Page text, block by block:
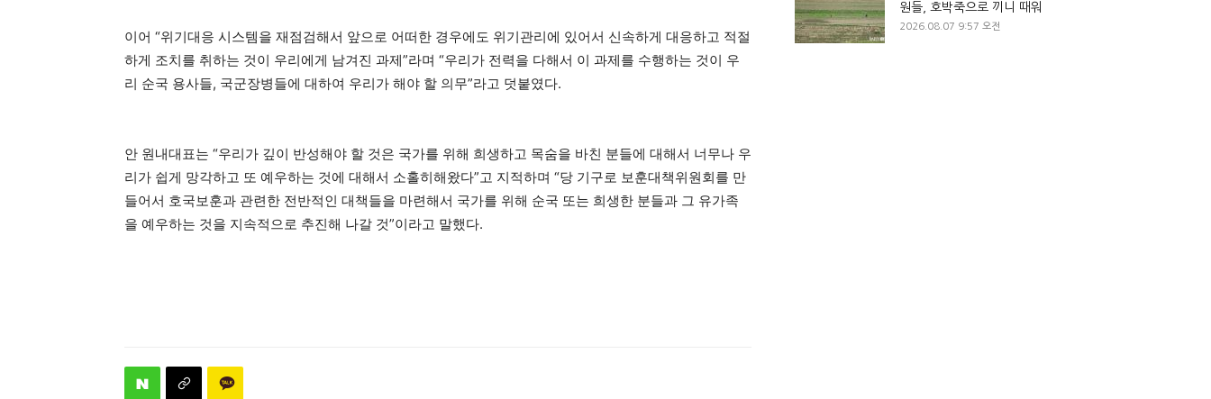
이어 “위기대응 시스템을 재점검해서 앞으로 어떠한 경우에도 위기관리에 있어서 신속하게 대응하고 적절
하게 조치를 취하는 것이 우리에게 남겨진 과제”라며 “우리가 전력을 다해서 이 과제를 수행하는 것이 우
리 순국 용사들, 국군장병들에 대하여 우리가 해야 할 의무”라고 덧붙였다.
안 원내대표는 “우리가 깊이 반성해야 할 것은 국가를 위해 희생하고 목숨을 바친 분들에 대해서 너무나 우
리가 쉽게 망각하고 또 예우하는 것에 대해서 소홀히해왔다”고 지적하며 “당 기구로 보훈대책위원회를 만
들어서 호국보훈과 관련한 전반적인 대책들을 마련해서 국가를 위해 순국 또는 희생한 분들과 그 유가족
을 예우하는 것을 지속적으로 추진해 나갈 것”이라고 말했다.
원들, 호박죽으로 끼니 때워
2026.08.07 9:57 오전